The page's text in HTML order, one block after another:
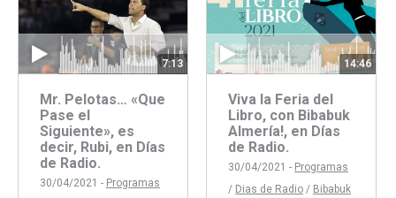
7:13
Mr. Pelotas… «Que
Pase el
Siguiente», es
decir, Rubi, en Días
de Radio.
30/04/2021 - Programas
14:46
Viva la Feria del
Libro, con Bibabuk
Almería!, en Días
de Radio.
30/04/2021 - Programas
/ Dias de Radio / Bibabuk